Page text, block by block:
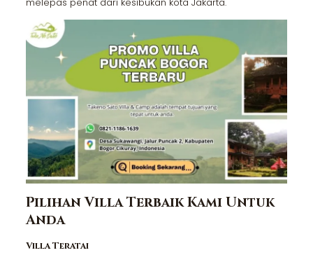
Pilihan Villa Terbaik Kami Untuk
Anda
Villa Teratai